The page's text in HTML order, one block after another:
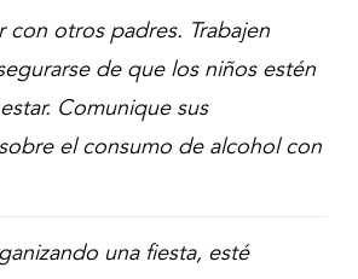
con otros padres. Trabajen
de que los niños estén
Comunique sus
el consumo de alcohol con
una fiesta, esté